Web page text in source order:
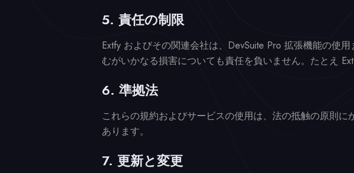
5. 責任の制限
Extfy およびその関連会社は、DevSuite Pro 拡張機能の使
むがいかなる損害についても責任を負いません。たとえ
6. 準拠法
これらの規約およびサービスの使用は、法の抵触の原則
あります。
7. 更新と変更